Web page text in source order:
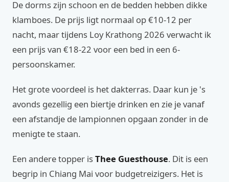
De dorms zijn schoon en de bedden hebben dikke
klamboes. De prijs ligt normaal op €10-12 per
nacht, maar tijdens Loy Krathong 2026 verwacht ik
een prijs van €18-22 voor een bed in een 6-
persoonskamer.
Het grote voordeel is het dakterras. Daar kun je 's
avonds gezellig een biertje drinken en zie je vanaf
een afstandje de lampionnen opgaan zonder in de
menigte te staan.
Een andere topper isThee Guesthouse. Dit is een
begrip in Chiang Mai voor budgetreizigers. Het is